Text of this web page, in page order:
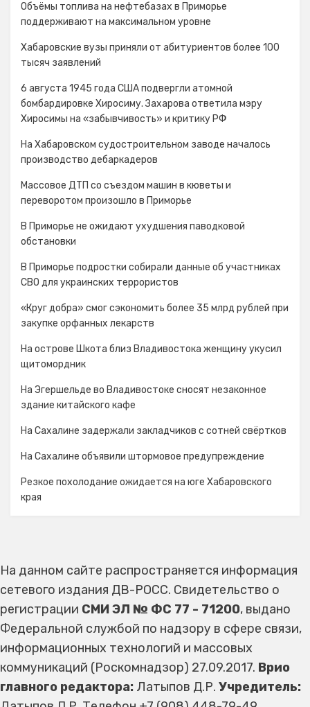
Объёмы топлива на нефтебазах в Приморье
поддерживают на максимальном уровне
Хабаровские вузы приняли от абитуриентов более 100
тысяч заявлений
6 августа 1945 года США подвергли атомной
бомбардировке Хиросиму. Захарова ответила мэру
Хиросимы на «забывчивость» и критику РФ
На Хабаровском судостроительном заводе началось
производство дебаркадеров
Массовое ДТП со съездом машин в кюветы и
переворотом произошло в Приморье
В Приморье не ожидают ухудшения паводковой
обстановки
В Приморье подростки собирали данные об участниках
СВО для украинских террористов
«Круг добра» смог сэкономить более 35 млрд рублей при
закупке орфанных лекарств
На острове Шкота близ Владивостока женщину укусил
щитомордник
На Эгершельде во Владивостоке сносят незаконное
здание китайского кафе
На Сахалине задержали закладчиков с сотней свёртков
На Сахалине объявили штормовое предупреждение
Резкое похолодание ожидается на юге Хабаровского
края
На данном сайте распространяется информация
сетевого издания ДВ-РОСС. Свидетельство о
регистрации СМИ ЭЛ № ФС 77 - 71200, выдано
Федеральной службой по надзору в сфере связи,
информационных технологий и массовых
коммуникаций (Роскомнадзор) 27.09.2017. Врио
главного редактора: Латыпов Д.Р. Учредитель: